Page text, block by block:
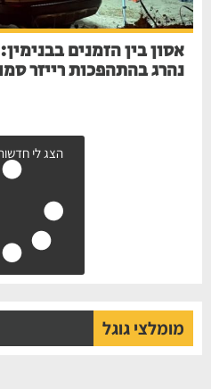
נהרג בהתהפכות רייזר סמוך
הצג לי חדשות
מומלצי גוגל